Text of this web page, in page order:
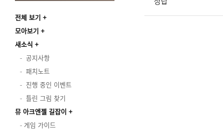
전체 보기
모아보기
새소식
공지사항
패치노트
진행 중인 이벤트
틀린 그림 찾기
뮤 아크엔젤 길잡이
게임 가이드